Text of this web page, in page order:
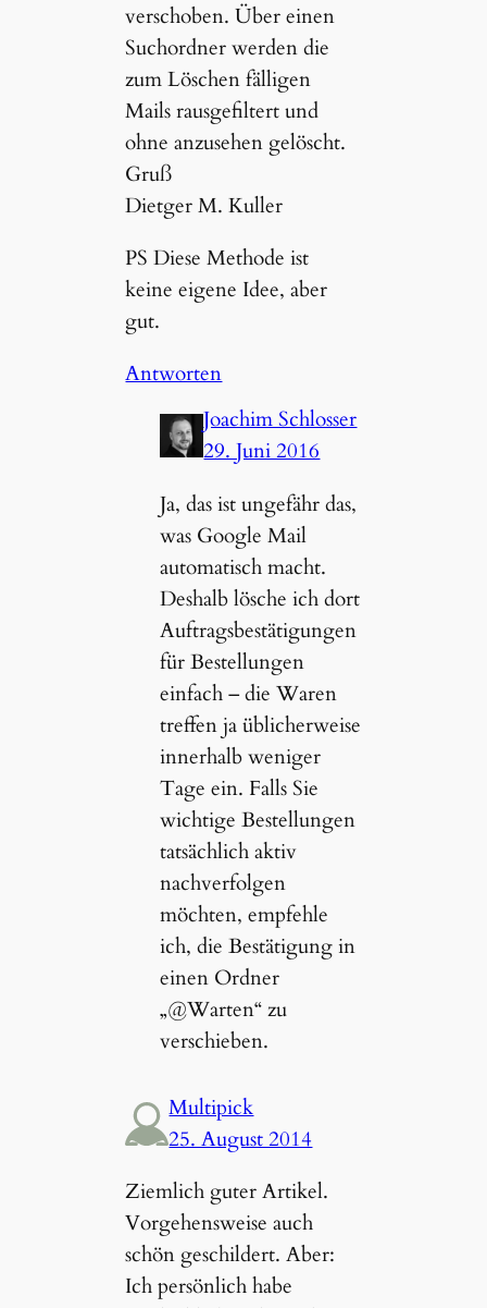
verschoben. Über einen
Suchordner werden die
zum Löschen fälligen
Mails rausgefiltert und
ohne anzusehen gelöscht.
Gruß
Dietger M. Kuller
PS Diese Methode ist
keine eigene Idee, aber
gut.
Antworten
Joachim Schlosser
29. Juni 2016
Ja, das ist ungefähr das,
was Google Mail
automatisch macht.
Deshalb lösche ich dort
Auftragsbestätigungen
für Bestellungen
einfach – die Waren
treffen ja üblicherweise
innerhalb weniger
Tage ein. Falls Sie
wichtige Bestellungen
tatsächlich aktiv
nachverfolgen
möchten, empfehle
ich, die Bestätigung in
einen Ordner
„@Warten“ zu
verschieben.
Multipick
25. August 2014
Ziemlich guter Artikel.
Vorgehensweise auch
schön geschildert. Aber:
Ich persönlich habe